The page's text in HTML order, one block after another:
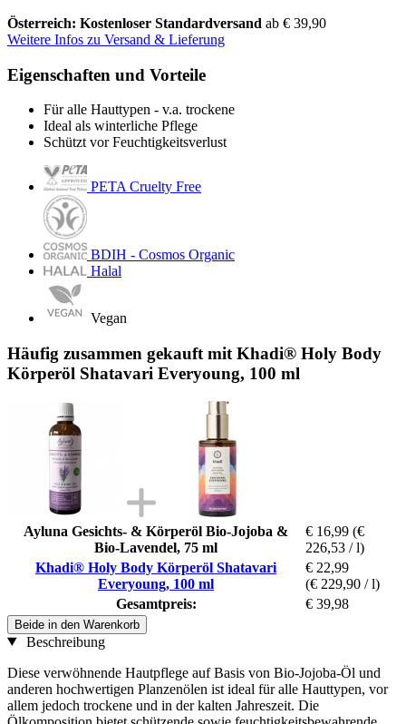
Österreich: Kostenloser Standardversand ab € 39,90
Weitere Infos zu Versand & Lieferung
Eigenschaften und Vorteile
Für alle Hauttypen - v.a. trockene
Ideal als winterliche Pflege
Schützt vor Feuchtigkeitsverlust
PETA Cruelty Free
BDIH - Cosmos Organic
Halal
Vegan
Häufig zusammen gekauft mit Khadi® Holy Body
Körperöl Shatavari Everyoung, 100 ml
Ayluna Gesichts- & Körperöl Bio-Jojoba &
Bio-Lavendel, 75 ml
€ 16,99 (€
226,53 / l)
Khadi® Holy Body Körperöl Shatavari
Everyoung, 100 ml
€ 22,99
(€ 229,90 / l)
Gesamtpreis:
€ 39,98
Beide in den Warenkorb
Beschreibung
Diese verwöhnende Hautpflege auf Basis von Bio-Jojoba-Öl und
anderen hochwertigen Planzenölen ist ideal für alle Hauttypen, vor
allem jedoch trockene und in der kalten Jahreszeit. Die